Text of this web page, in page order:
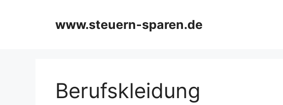
www.steuern-sparen.de
Berufskleidung